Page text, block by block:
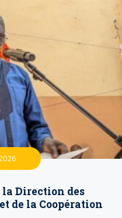
Direction des
de la Coopération